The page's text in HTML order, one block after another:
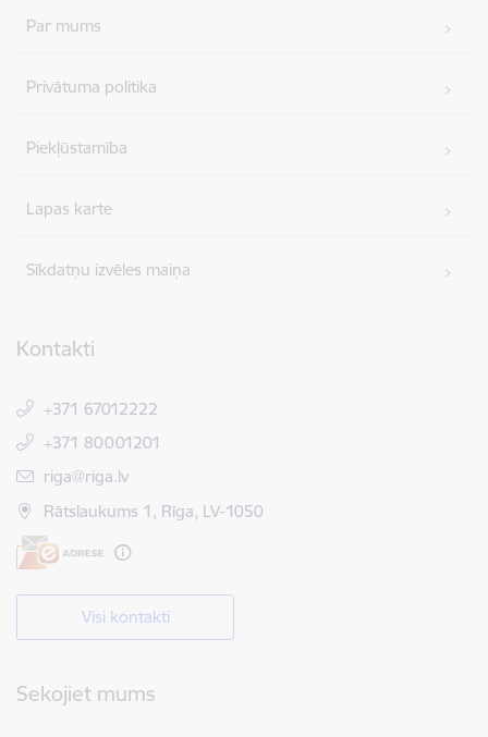
Par mums
Privātuma politika
Piekļūstamība
Lapas karte
Sīkdatņu izvēles maiņa
Kontakti
+371 67012222
+371 80001201
E-pasts:
riga@riga.lv
Rātslaukums 1, Rīga, LV-1050
Visi kontakti
Sekojiet mums